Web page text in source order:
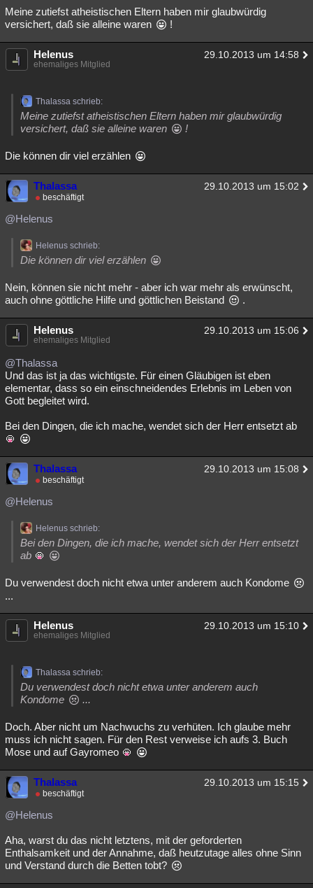
Meine zutiefst atheistischen Eltern haben mir glaubwürdig
versichert, daß sie alleine waren
!
Helenus 29.10.2013 um 14:58
ehemaliges Mitglied
Thalassa schrieb:
Meine zutiefst atheistischen Eltern haben mir glaubwürdig
versichert, daß sie alleine waren
!
Die können dir viel erzählen
Thalassa 29.10.2013 um 15:02
beschäftigt
@Helenus
Helenus schrieb:
Die können dir viel erzählen
Nein, können sie nicht mehr - aber ich war mehr als erwünscht,
auch ohne göttliche Hilfe und göttlichen Beistand
.
Helenus 29.10.2013 um 15:06
ehemaliges Mitglied
@Thalassa
Und das ist ja das wichtigste. Für einen Gläubigen ist eben
elementar, dass so ein einschneidendes Erlebnis im Leben von
Gott begleitet wird.
Bei den Dingen, die ich mache, wendet sich der Herr entsetzt ab
Thalassa 29.10.2013 um 15:08
beschäftigt
@Helenus
Helenus schrieb:
Bei den Dingen, die ich mache, wendet sich der Herr entsetzt
ab
Du verwendest doch nicht etwa unter anderem auch Kondome
...
Helenus 29.10.2013 um 15:10
ehemaliges Mitglied
Thalassa schrieb:
Du verwendest doch nicht etwa unter anderem auch
Kondome
...
Doch. Aber nicht um Nachwuchs zu verhüten. Ich glaube mehr
muss ich nicht sagen. Für den Rest verweise ich aufs 3. Buch
Mose und auf Gayromeo
Thalassa 29.10.2013 um 15:15
beschäftigt
@Helenus
Aha, warst du das nicht letztens, mit der geforderten
Enthalsamkeit und der Annahme, daß heutzutage alles ohne Sinn
und Verstand durch die Betten tobt?